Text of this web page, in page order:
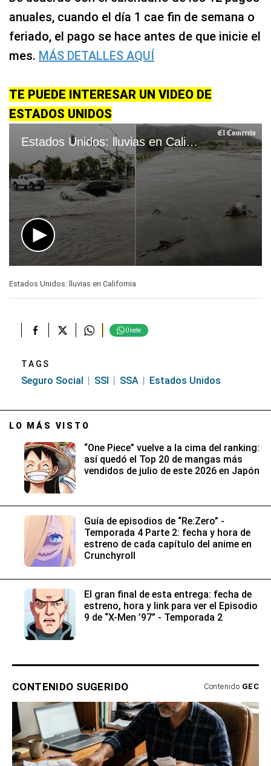
anuales, cuando el día 1 cae fin de semana o
feriado, el pago se hace antes de que inicie el
mes. MÁS DETALLES AQUÍ
TE PUEDE INTERESAR UN VIDEO DE
ESTADOS UNIDOS
Estados Unidos: lluvias en California
seconds
of
1
seconds
Estados Unidos: lluvias en California
Únete
TAGS
Seguro Social SSI SSA Estados Unidos
LO MÁS VISTO
“One Piece” vuelve a la cima del ranking:
así quedó el Top 20 de mangas más
vendidos de julio de este 2026 en Japón
Guía de episodios de “Re:Zero” -
Temporada 4 Parte 2: fecha y hora de
estreno de cada capítulo del anime en
Crunchyroll
El gran final de esta entrega: fecha de
estreno, hora y link para ver el Episodio
9 de “X-Men ’97” - Temporada 2
CONTENIDO SUGERIDO Contenido GEC